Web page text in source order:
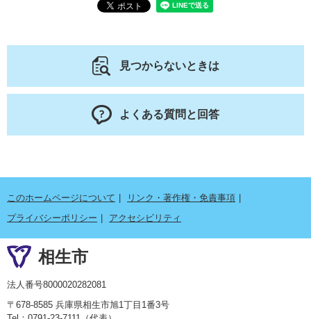
見つからないときは
よくある質問と回答
このホームページについて
リンク・著作権・免責事項
プライバシーポリシー
アクセシビリティ
相生市
法人番号8000020282081
〒678-8585 兵庫県相生市旭1丁目1番3号